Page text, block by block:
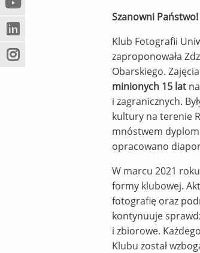
innej
strony)
(Nowe
okno)
(Link
do
innej
strony)
(Nowe
okno)
(Link
do
innej
(Nowe
(Link
Szanowni Państwo!
Klub Fotografii
zaproponowała
Obarskiego.
minionych 15 lat
i zagranicznych.
kultury na terenie
mnóstwem
opracowano
W marcu 2021
formy klubowej.
fotografię oraz
kontynuuje
i zbiorowe.
Klubu został